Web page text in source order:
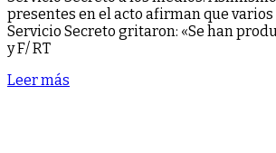
presentes en el acto afirman que
Servicio Secreto gritaron: «Se han
y F/ RT
Leer más